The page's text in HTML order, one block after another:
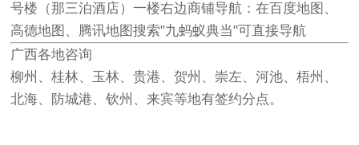
号楼（那三泊酒店）一楼右边商铺导航：在百度地图 、
高德地图、腾讯地图搜索"九蚂蚁典当"可直接导航
广西各地咨询
柳州、桂林、玉林、贵港、贺州 、崇左、河池、梧州、
北海、防城港、钦州、来宾等地有签约分点。